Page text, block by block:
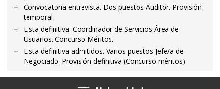
Convocatoria entrevista. Dos puestos Auditor. Provisión
temporal
Lista definitiva. Coordinador de Servicios Área de
Usuarios. Concurso Méritos.
Lista definitiva admitidos. Varios puestos Jefe/a de
Negociado. Provisión definitiva (Concurso méritos)